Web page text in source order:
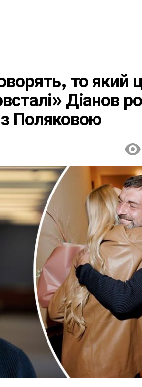
то який
Діанов
Поляковою